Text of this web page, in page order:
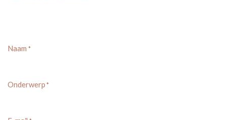
Naam *
Onderwerp *